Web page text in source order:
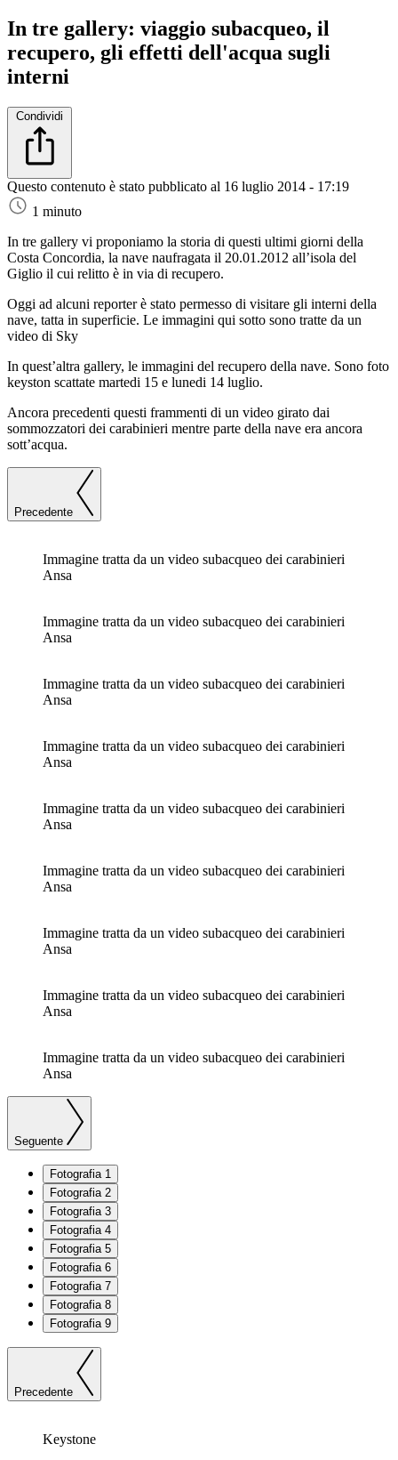
In tre gallery: viaggio subacqueo, il
recupero, gli effetti dell'acqua sugli
interni
Condividi
Questo contenuto è stato pubblicato al 16 luglio 2014 - 17:19
1 minuto
In tre gallery vi proponiamo la storia di questi ultimi giorni della
Costa Concordia, la nave naufragata il 20.01.2012 all’isola del
Giglio il cui relitto è in via di recupero.
Oggi ad alcuni reporter è stato permesso di visitare gli interni della
nave, tatta in superficie. Le immagini qui sotto sono tratte da un
video di Sky
In quest’altra gallery, le immagini del recupero della nave. Sono foto
keyston scattate martedi 15 e lunedi 14 luglio.
Ancora precedenti questi frammenti di un video girato dai
sommozzatori dei carabinieri mentre parte della nave era ancora
sott’acqua.
Precedente
Immagine tratta da un video subacqueo dei carabinieri
Ansa
Immagine tratta da un video subacqueo dei carabinieri
Ansa
Immagine tratta da un video subacqueo dei carabinieri
Ansa
Immagine tratta da un video subacqueo dei carabinieri
Ansa
Immagine tratta da un video subacqueo dei carabinieri
Ansa
Immagine tratta da un video subacqueo dei carabinieri
Ansa
Immagine tratta da un video subacqueo dei carabinieri
Ansa
Immagine tratta da un video subacqueo dei carabinieri
Ansa
Immagine tratta da un video subacqueo dei carabinieri
Ansa
Seguente
Fotografia 1
Fotografia 2
Fotografia 3
Fotografia 4
Fotografia 5
Fotografia 6
Fotografia 7
Fotografia 8
Fotografia 9
Precedente
Keystone